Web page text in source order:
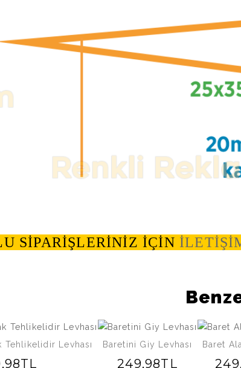
SİPARİŞLERİNİZ İÇİN
Tehlikelidir Levhası Baretini Giy Levhası
249,98TL
Baret